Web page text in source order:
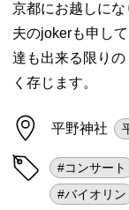
京都にお越しに
夫のjokerも申し
達も出来る限り
く存じます。
平野神社
#コンサート
#バイオリン